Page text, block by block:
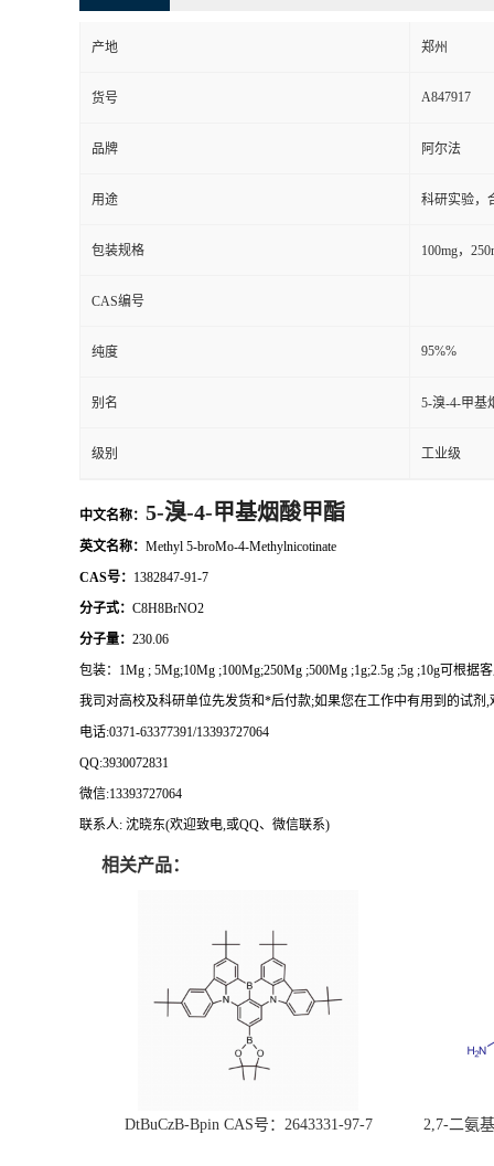
产地 郑州
货号 A847917
品牌 阿尔法
用途 科研实验，
包装规格 100mg，
CAS编号
纯度 95%%
别名 5-溴-4-甲基
级别 工业级
中文名称： 5-溴-4-甲基烟酸甲酯
英文名称： Methyl 5-broMo-4-Methylnicotinate
CAS号： 1382847-91-7
分子式： C8H8BrNO2
分子量： 230.06
包装： 1Mg ; 5Mg;10Mg ;100Mg;250Mg ;500Mg ;1g;2.5g ;5g ;10g可根据
我司对高校及科研单位先发货和*后付款;如果您在工作中有用到的试剂 ,
电话:0371-63377391/13393727064
QQ:3930072831
微信:13393727064
联系人: 沈晓东(欢迎致电,或QQ、微信联系)
相关产品：
DtBuCzB-Bpin CAS号：2643331-97-7
2,7-二氨